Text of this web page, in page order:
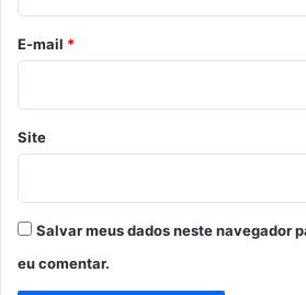
o
*
E-mail *
Site
Salvar meus dados neste navegador
eu comentar.